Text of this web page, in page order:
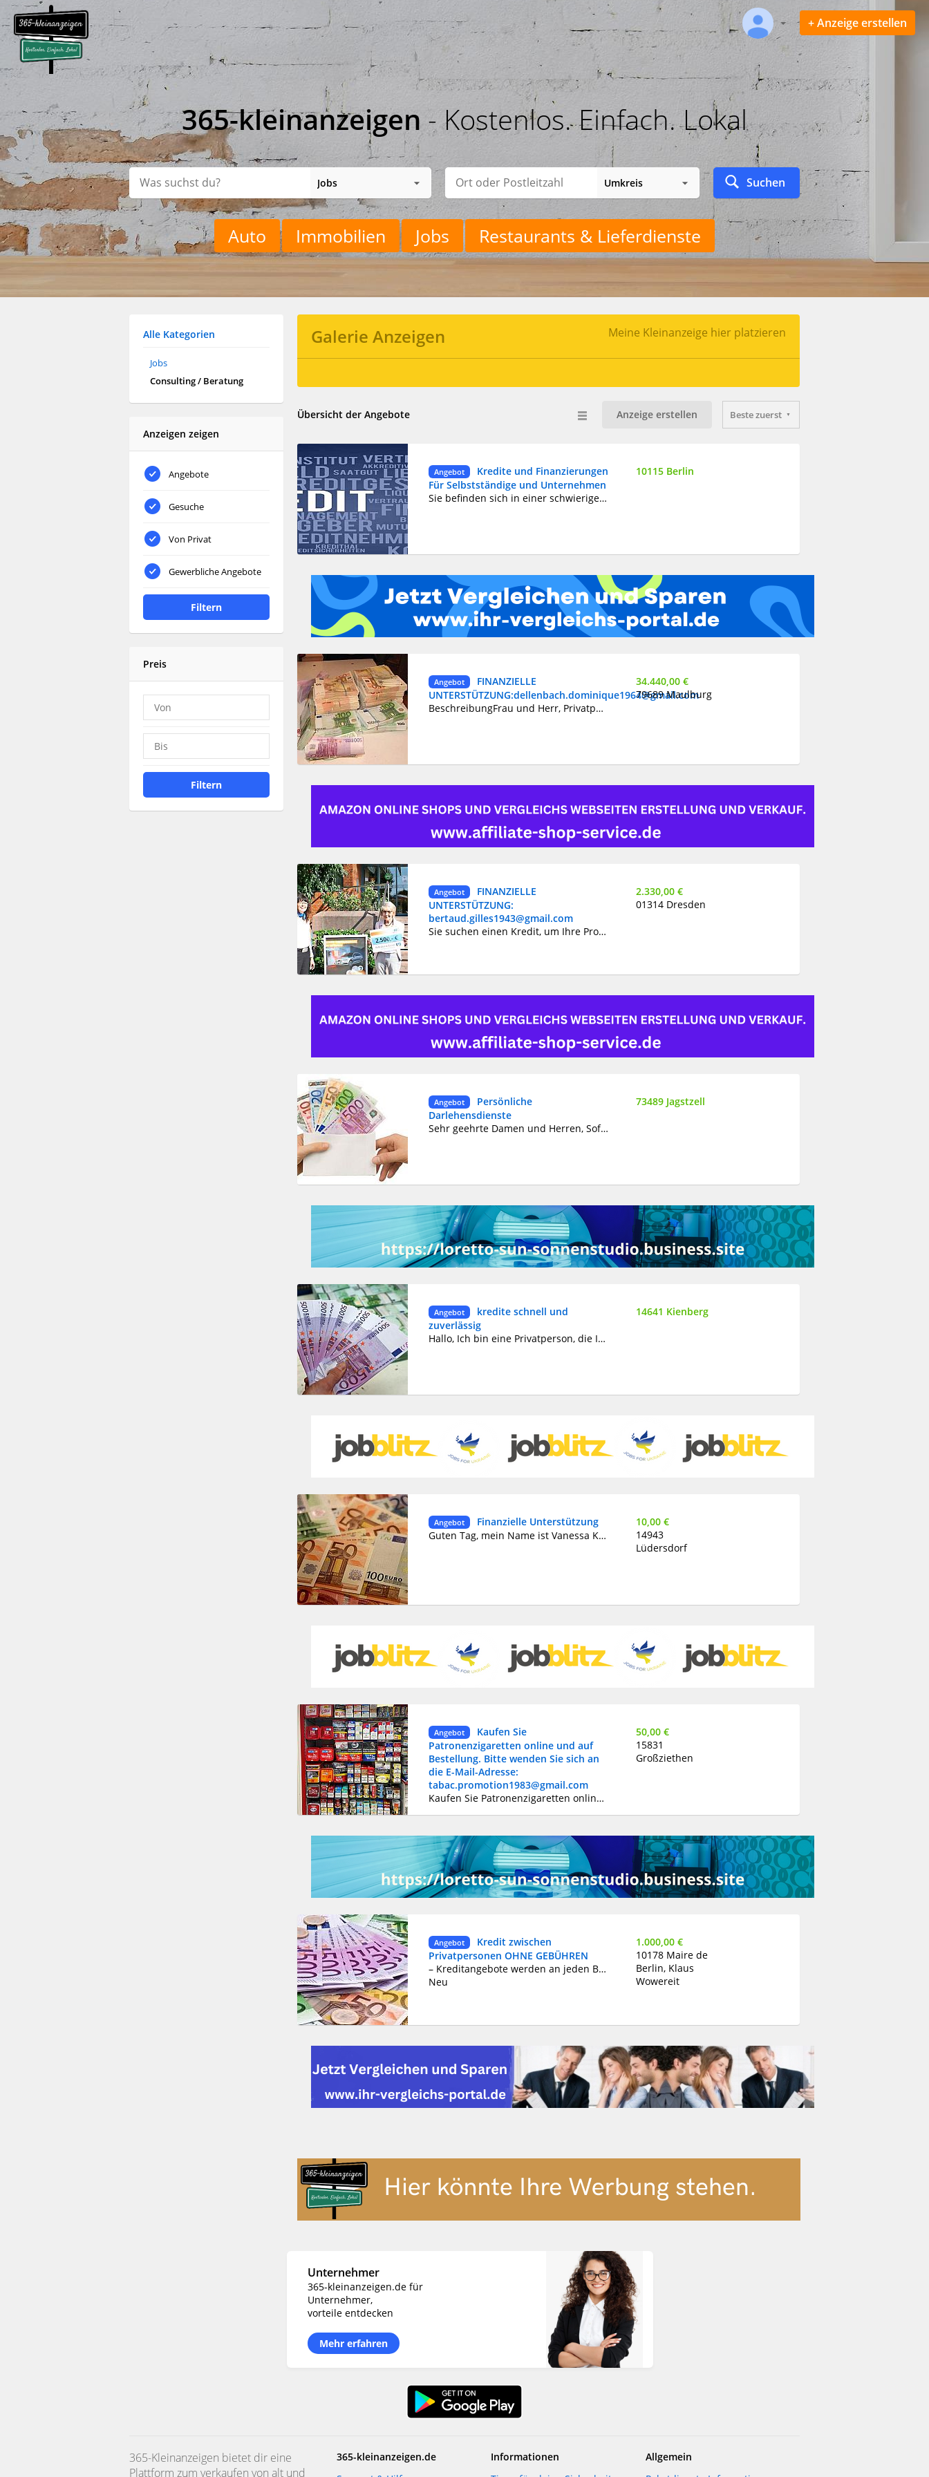
+ Anzeige erstellen
365-kleinanzeigen- Kostenlos. Einfach. Lokal
Suchen
Auto Immobilien Jobs Restaurants & Lieferdienste
Alle Kategorien
Jobs
Consulting / Beratung
Anzeigen zeigen
Angebote
Gesuche
Von Privat
Gewerbliche Angebote
Filtern
Preis
Filtern
Galerie Anzeigen Meine Kleinanzeige hier platzieren
Übersicht der Angebote Beste zuerst
Anzeige erstellen
Angebot
Kredite und Finanzierungen
Für Selbstständige und Unternehmen
Sie befinden sich in einer schwierigen finanziellen situation, Überschuldungen, Bank, Investoren, trader, die Ihr Kapital rentabel machen wollen ? Sie sind Privatpersonen oder Berufstätige ohne Arbeit oder arbeitslos, in CDD, CDI, Zeitarbeit , gehen Sie nicht weiter, Sie haben gerade Ihren zertifizierten Makler als Registernummer(8658873) gefunden, der Kredite zwischen Privatpersonen und Fachleuten für persönliche Investitionen zu einem Zinssatz von 2% anbietet .Wir bieten geldkredite von 1000 € bis 1milliard € an alle Personen, die es mit einem Zinssatz von 2% pro Jahr und einer Laufzeit von 1 bis 20 Jahren zurückzahlen können, je nach angefordertem Betrag. Wir sind in folgenden Bereichen tätig : - Finanzdarlehen - Wohnungsbaudarlehen Bereit für Investitionen - Autokredit - Konsolidierung Schulden - Rücknahme von Krediten - Revolvierender Kredit Schuldarlehen! - Darlehen arbeiten _vorbereitung Student _ Transport demenage Finanzierung - Hypothetische Darlehen . Kontaktieren Sie mich per E-mail : RizaFund-investment@outlook.com
10115 Berlin
Angebot
FINANZIELLE
UNTERSTÜTZUNG:dellenbach.dominique1964@gmail.com
BeschreibungFrau und Herr, Privatpersonen, Österreich, Deutsch, die Schweiz benötigten Sie Darlehen zwischen Privatpersonen, um die finanziellen Schwierigkeiten zu bewältigen, um schließlich aus der Sackgasse herauszukommen, die die Banken verursachen durch die Ablehnung Ihrer Akten der Mittelanforderung wir sind eine Gruppe finanzieller Maßnahmenexperten, Ihnen ein Darlehen zum Betrag zu machen, den Sie und mit Bedingungen benötigen, die Ihnen das Leben vereinfachen werden. Wir machen gehende Darlehen von 1 Monat zu 360 Monaten und wir leihen von 3000 € an 2.000.000 €. Unser Zinssatz beträgt 2% das Jahr, hier die Gebiete, auf denen wir Ihnen helfen können: * Finanzier * Immobiliardarlehen * Darlehen zur Investition * Autodarlehen * Konsolidierungsschuld * Kreditaufkauf * Persönliches Darlehen *Vous katalogisiert werden *interdits Bank- und Sie haben die Gunst der Banken nicht, oder besser haben Sie ein Projekt, und Bedürfnis der Finanzierung nehmen mit uns Kontakt auf, und wir werden Ihnen helfen. E-Mail: dellenbach.dominique1964@gmail.com
34.440,00 €
79689 Maulburg
Angebot
FINANZIELLE
UNTERSTÜTZUNG:
bertaud.gilles1943@gmail.com
Sie suchen einen Kredit, um Ihre Projekte endlich zu realisieren? Wir bieten Kredite zu sehr niedrigen Zinssätzen von 2 % von 2000 € bis zu 50.000.000 € an. Wir vergeben Kredite für alle Länder der Welt. Nachfolgend finden Sie die Arten von Darlehen, die wir anbieten.*Privatdarlehen *Business-Darlehen *die Bürgschaft des Darlehens * unbesicherte Kredite *Business-Darlehen *Studiendarlehen *Hypothek *Konsolidierungsdarlehen *Arbeitsdarlehen *Zur Begleichung von Darlehensschulden *Investitionsdarlehen Wenn Sie sehr an unseren Dienstleistungen interessiert sind und ein Darlehen von uns benötigen, kontaktieren Sie uns bitte: bertaud.gilles1943@gmail.com
2.330,00 €
01314 Dresden
Angebot
Persönliche
Darlehensdienste
Sehr geehrte Damen und Herren, Sofortkredit von 5.000 € bis 50.000.000 € innerhalb von 48 Stunden. Trotz Ihrer finanziellen Schwierigkeiten stehe ich Ihnen beratend und unterstützend zur Seite. Mein Kreditangebot richtet sich an Privatpersonen und Unternehmen und entspricht den gesetzlichen Bestimmungen sowie dem Vertrag, den wir gemeinsam unterzeichnen werden. Kontaktieren Sie uns per E-Mail: alessandragrommke@gmail.com Kontaktieren Sie uns per E-Mail: alessandragrommke@gmail.com
73489 Jagstzell
Angebot
kredite schnell und
zuverlässig
Hallo, Ich bin eine Privatperson, die International Kredite anbietet.Ich biete ein kurz-und langfristiges Darlehen von 5.000,00 € bis 1.000.000,00 € an alle seriösen Personen,die sich in der Realität befinden.der Zinssatz beträgt 3% jährlich.Ich verteile Darlehen, Immobilienkredite,Investitionsdarlehen, Autokredite, persönliche Kredite...Für alle Interessenten wenden Sie sich bitte an mich. E-Mail: micheleverton6@gmail.com
14641 Kienberg
Angebot
Finanzielle Unterstützung
Guten Tag, mein Name ist Vanessa Krüger. Benötigen Sie einen Notfallkredit? Wir bieten schnelle und zuverlässige Kredite zu günstigen Konditionen. Unsere Bedingungen sind einfach, transparent und 100% garantiert. E-Mail: krugervanessa423@gmail.com
10,00 €
14943
Lüdersdorf
Angebot
Kaufen Sie
Patronenzigaretten online und auf
Bestellung. Bitte wenden Sie sich an
die E-Mail-Adresse:
tabac.promotion1983@gmail.com
Kaufen Sie Patronenzigaretten online. Die Preise sind günstig, da Sie keine außergewöhnlich hohen Beträge zahlen, einschließlich Steuern und anderen versteckten Gebühren. Die Preise für Zigarettenschachteln in Geschäften beinhalten Miete, Mitarbeitergehälter, Steuern, Zuschläge, Versicherungen usw. Online-Shops arbeiten direkt mit den Herstellern zusammen, verzichten auf Zwischenhändler, vermeiden Lagerkosten und hohe lokale Steuern und senken so den Preis. Unsere Stammkunden erhalten einen zusätzlichen Rabatt auf ihre Einkäufe. Wählen Sie Ihre Lieblingszigarettenmarke, erhalten Sie einen guten Preis, geben Sie die Bestellung auf und erhalten Sie sie schnell. (Afri, Allure, American Club, American Spirit, Atlantic, Auslese, Austin, Benson & Hedges, Black Devil, Buffalo, Burton, Cabinet, Camel, CHE, Chesterfield, Convent, Corset, Couture, Davidoff, Denim, Dimitrino, Ducal, Dunhill,Elixyr,Ernte 23, Eve, F6,Fair Play, Fargo,Gauloises, George Mc Martin, Gitanes,HB, JPS, King, L&M,Las Vegas, Lord Extra, Lucky Strike, Magnum,Manitou,Mark Adams No.1 , Marlboro, Mohawk, Nile, Pall Mall, Paramount, Parisienne, Parlament, Pepe, Philip Morris, Players P&S, Prince, Pueblo, R1 Cigarettes, R6, Reval, Roth-Händle, Stuyvesant, Tawa, Vogue, West, Winston, Woodland , Club, Karo, M, Mercedes de Luxe, PL 88, Reyno, Rothmans, Silk Cut). Unsere Preislisten: 25 Kartuschen à 300 EURO (10 Kartuschen gratis + 5 Aschenbecher und 5 Feuerzeuge). 50 Kartuschen à 550 EURO (15 Gratiskartuschen + 10 Aschenbecher und 10 Feuerzeuge). 100 Patronen für 900 EURO (20 kostenlose Patronen + 20 Aschenbecher und 20 Feuerzeuge). 200 Patronen à 1600 EURO (40 kostenlose Patronen + 40 Aschenbecher und 40 Feuerzeuge) Für den Verkauf stellen wir auch eine Rechnung aus, bitte kontaktieren Sie uns per E-Mail: tabac.promotion1983@gmail.com
50,00 €
15831
Großziethen
Angebot
Kredit zwischen
Privatpersonen OHNE GEBÜHREN
– Kreditangebote werden an jeden Bedarf angepasst. Die Anfrage kann verknüpft sein mit: Privatkredit für Ihr Eigenheim ein Darlehen für ein Mobilitätsfahrzeug ein Familienprojekt oder eine gesundheitsbezogene Ausgabe Studium oder Ausbildung Eine Reise oder Freizeit Geld eine Gruppierung oder eine Gutschrift Abhängig von Ihrem Projekt bieten wir verschiedene Typen an. E-Mail senden: lopezfinanzas95@gmail.com
Neu
1.000,00 €
10178 Maire de
Berlin, Klaus
Wowereit
Unternehmer
365-kleinanzeigen.de für
Unternehmer,
vorteile entdecken
Mehr erfahren
365-Kleinanzeigen bietet dir eine
Plattform zum verkaufen von alt und
365-kleinanzeigen.de
Informationen
Allgemein